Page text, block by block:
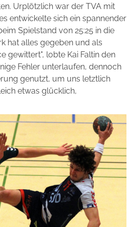
Urplötzlich war der TVA mit
entwickelte sich ein spannender
Spielstand von 25:25 in die
hat alles gegeben und als
gewittert", lobte Kai Faltin den
Fehler unterlaufen, dennoch
genutzt, um uns letztlich
etwas glücklich,